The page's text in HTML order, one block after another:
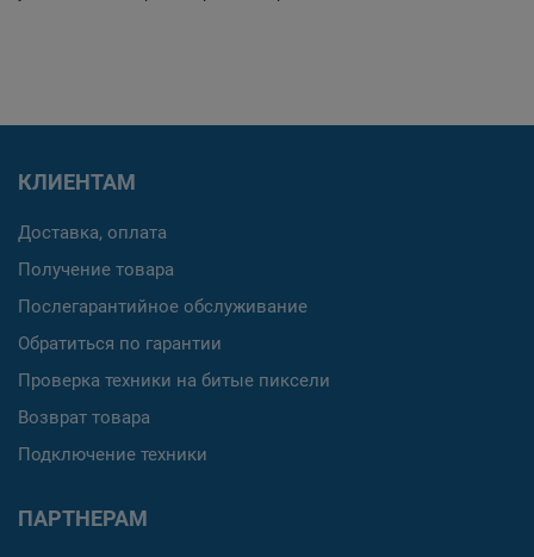
КЛИЕНТАМ
Доставка, оплата
Получение товара
Послегарантийное обслуживание
Обратиться по гарантии
Проверка техники на битые пиксели
Возврат товара
Подключение техники
ПАРТНЕРАМ